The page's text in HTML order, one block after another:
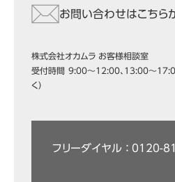
お問い合わせはこちら
株式会社オカムラ お客様相談室
受付時間 9:00～12:00、13:00～17:00
く）
フリーダイヤル ： 0120-